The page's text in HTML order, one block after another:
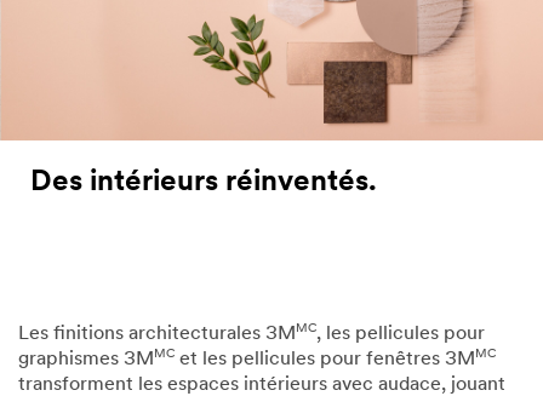
Des intérieurs réinventés.
Les finitions architecturales 3M MC, les pellicules pour
graphismes 3MMC et les pellicules pour fenêtres 3MMC
transforment les espaces intérieurs avec audace, jouant